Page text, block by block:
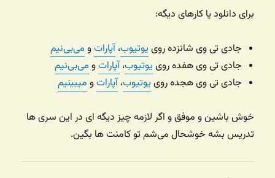
برای دانلود یا کارهای دیگه:
جادی تی وی شانزده روی یوتیوب،آپاراتو می‌بی‌نیم
جادی تی وی هفده روی یوتیوب،آپاراتو می‌بی‌نیم
جادی تی وی هجده روی یوتیوب،آپاراتو میبینیم
خوش باشین و موفق و اگر لازمه چیز دیگه ای در این سری ها
تدریس بشه خوشحال می‌شم تو کامنت ها بگین.